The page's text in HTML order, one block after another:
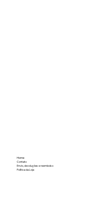
Home
Contato
Envio, devoluções e reembolso
Política da Loja